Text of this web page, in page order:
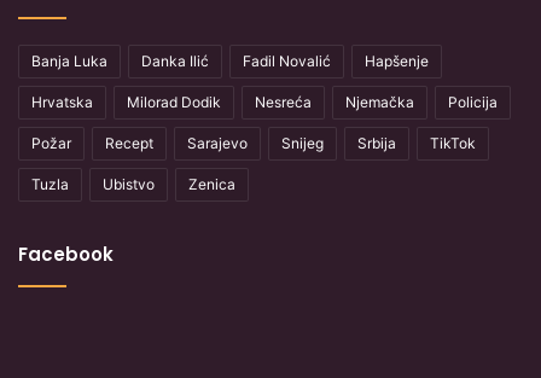
Banja Luka Danka Ilić Fadil Novalić Hapšenje
Hrvatska Milorad Dodik Nesreća Njemačka Policija
Požar Recept Sarajevo Snijeg Srbija TikTok
Tuzla Ubistvo Zenica
Facebook